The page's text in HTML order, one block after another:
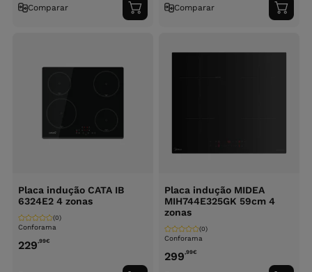
Comparar
Adicionar
ao
Comparar
ao
Placa indução CATA IB
6324E2 4 zonas
Conforama
(0)
229,99€
Placa indução MIDEA
MIH744E325GK 59cm 4
zonas
Conforama
(0)
299,99€